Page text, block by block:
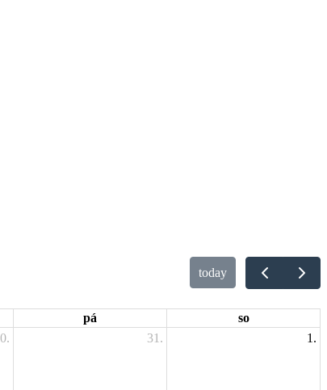
today
pá
so
31. 1.